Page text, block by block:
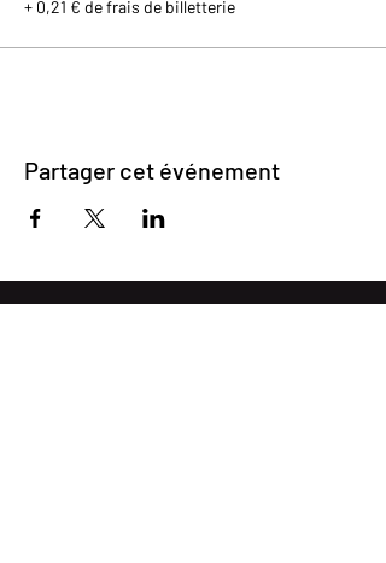
+ 0,21 € de frais de billetterie
Partager cet événement